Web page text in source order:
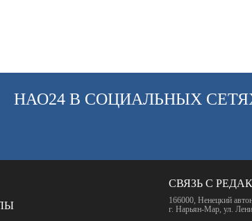
НАО24 В СОЦИАЛЬНЫХ
СВЯЗЬ С
166000, Ненецкий
г. Нарьян-Мар, ул.